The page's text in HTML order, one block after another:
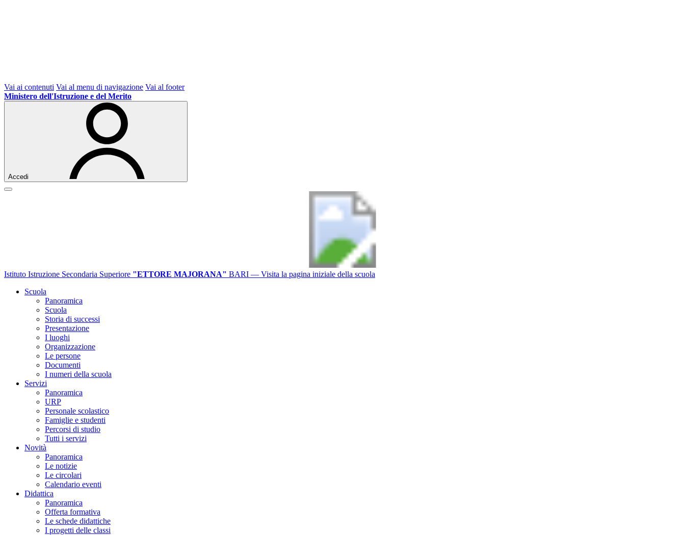
Vai ai contenuti Vai al menu di navigazione Vai al footer
Ministero dell'Istruzione e del Merito
Accedi
Istituto Istruzione Secondaria Superiore "ETTORE MAJORANA" BARI — Visita la pagina iniziale della scuola
Scuola
Panoramica
Scuola
Storia di successi
Presentazione
I luoghi
Organizzazione
Le persone
Documenti
I numeri della scuola
Servizi
Panoramica
URP
Personale scolastico
Famiglie e studenti
Percorsi di studio
Tutti i servizi
Novità
Panoramica
Le notizie
Le circolari
Calendario eventi
Didattica
Panoramica
Offerta formativa
Le schede didattiche
I progetti delle classi